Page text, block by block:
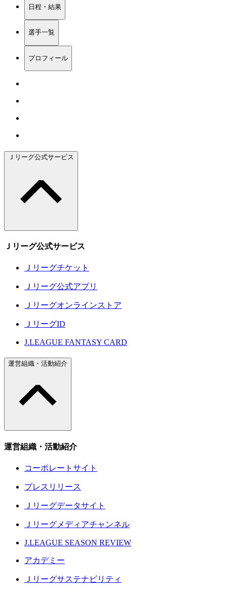
日程・結果
選手一覧
プロフィール
Ｊリーグ公式サービス
Ｊリーグ公式サービス
Ｊリーグチケット
Ｊリーグ公式アプリ
Ｊリーグオンラインストア
ＪリーグID
J.LEAGUE FANTASY CARD
運営組織・活動紹介
運営組織・活動紹介
コーポレートサイト
プレスリリース
Ｊリーグデータサイト
Ｊリーグメディアチャンネル
J.LEAGUE SEASON REVIEW
アカデミー
Ｊリーグサステナビリティ